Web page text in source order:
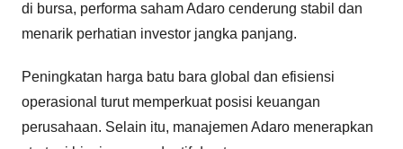
di bursa, performa saham Adaro cenderung stabil dan
menarik perhatian investor jangka panjang.
Peningkatan harga batu bara global dan efisiensi
operasional turut memperkuat posisi keuangan
perusahaan. Selain itu, manajemen Adaro menerapkan